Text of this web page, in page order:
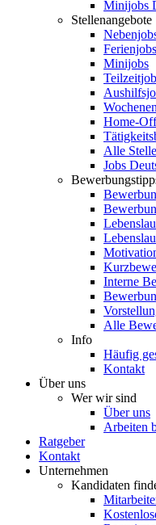
Minijobs
Stellenangebote
Ferienjobs
Minijobs
Home-
Alle
Jobs
Interne
Alle
Info
Häufig
Kontakt
Über uns
Wer wir sind
Über uns
Arbeiten
Ratgeber
Kontakt
Unternehmen
Kandidaten